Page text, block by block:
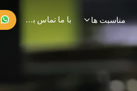
مناسبت ها با ما تماس بگیرید